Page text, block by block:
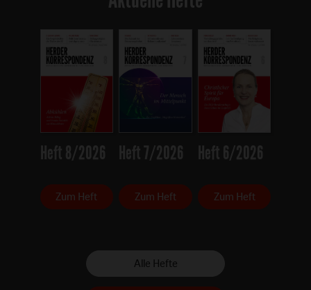
Heft 8/2026
Zum Heft
Heft 7/2026
Zum Heft
Heft 6/2026
Zum Heft
Alle Hefte